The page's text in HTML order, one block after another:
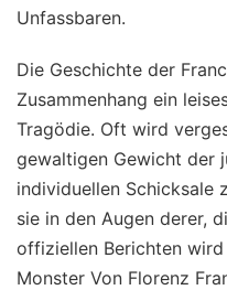
Unfassbaren.
Die Geschichte der
Zusammenhang ein
Tragödie. Oft wird
gewaltigen Gewicht der
individuellen Schicksale
sie in den Augen derer,
offiziellen Berichten
Monster Von Florenz